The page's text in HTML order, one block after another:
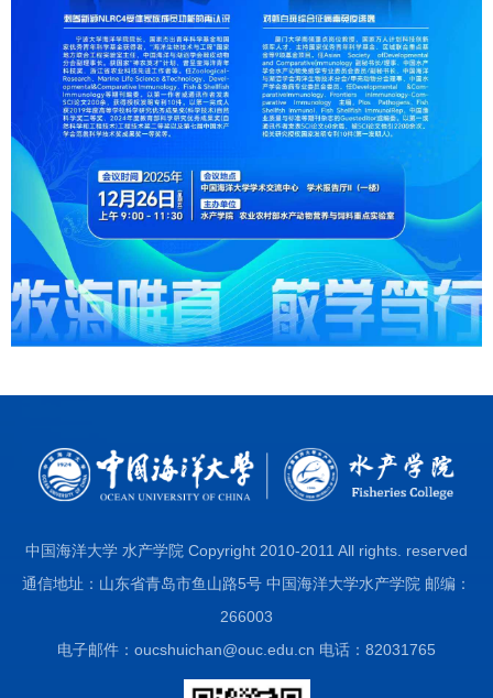
中国海洋大学 水产学院 Copyright 2010-2011 All rights. reserved
通信地址：山东省青岛市鱼山路5号 中国海洋大学水产学院 邮编：
266003
电子邮件：oucshuichan@ouc.edu.cn 电话：82031765